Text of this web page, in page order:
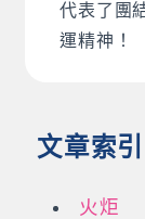
代表了團
運精神！
文章索引
火炬